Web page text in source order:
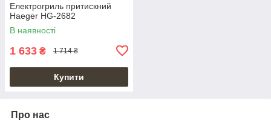
Електрогриль притискний
Haeger HG-2682
В наявності
1 633 ₴ 1 714 ₴
Купити
Про нас